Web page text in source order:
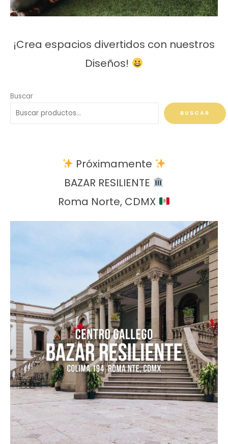
¡Crea espacios divertidos con nuestros
Diseños!
Buscar
BUSCAR
Próximamente
BAZAR RESILIENTE
Roma Norte, CDMX